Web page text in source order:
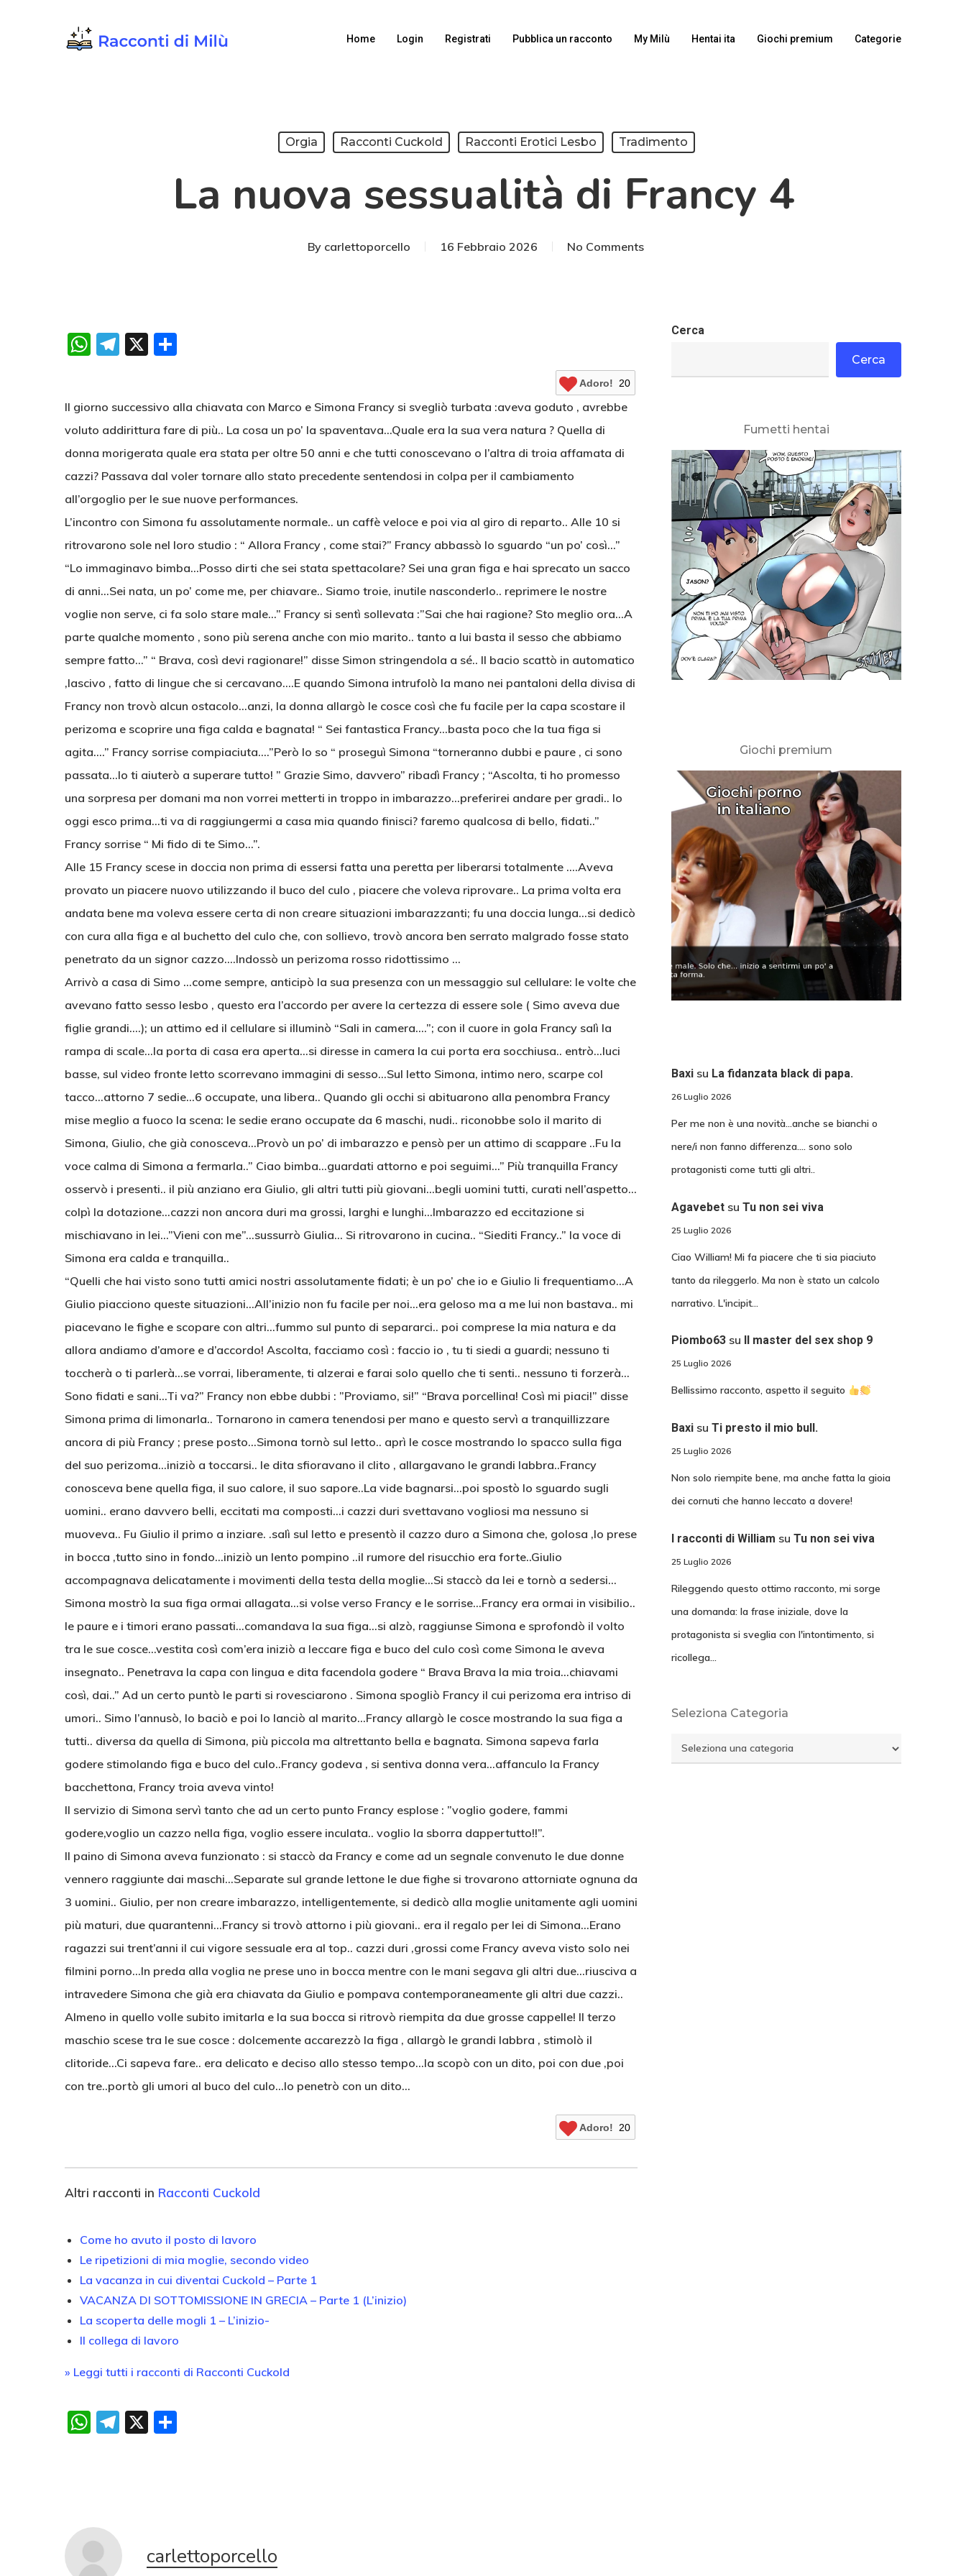
Home Login Registrati Pubblica un racconto My Milù Hentai ita Giochi premium Categorie
Orgia Racconti Cuckold Racconti Erotici Lesbo Tradimento
La nuova sessualità di Francy 4
By carlettoporcello 16 Febbraio 2026 No Comments
WhatsApp
Telegram
X
Adoro! 20
Il giorno successivo alla chiavata con Marco e Simona Francy si svegliò turbata :aveva goduto , avrebbe
voluto addirittura fare di più.. La cosa un po’ la spaventava…Quale era la sua vera natura ? Quella di
donna morigerata quale era stata per oltre 50 anni e che tutti conoscevano o l’altra di troia affamata di
cazzi? Passava dal voler tornare allo stato precedente sentendosi in colpa per il cambiamento
all’orgoglio per le sue nuove performances.
L’incontro con Simona fu assolutamente normale.. un caffè veloce e poi via al giro di reparto.. Alle 10 si
ritrovarono sole nel loro studio : “ Allora Francy , come stai?” Francy abbassò lo sguardo “un po’ così…”
“Lo immaginavo bimba…Posso dirti che sei stata spettacolare? Sei una gran figa e hai sprecato un sacco
di anni…Sei nata, un po’ come me, per chiavare.. Siamo troie, inutile nasconderlo.. reprimere le nostre
voglie non serve, ci fa solo stare male…” Francy si sentì sollevata :”Sai che hai ragione? Sto meglio ora…A
parte qualche momento , sono più serena anche con mio marito.. tanto a lui basta il sesso che abbiamo
sempre fatto…” “ Brava, così devi ragionare!” disse Simon stringendola a sé.. Il bacio scattò in automatico
,lascivo , fatto di lingue che si cercavano….E quando Simona intrufolò la mano nei pantaloni della divisa di
Francy non trovò alcun ostacolo…anzi, la donna allargò le cosce così che fu facile per la capa scostare il
perizoma e scoprire una figa calda e bagnata! “ Sei fantastica Francy…basta poco che la tua figa si
agita….” Francy sorrise compiaciuta….”Però lo so “ proseguì Simona “torneranno dubbi e paure , ci sono
passata…Io ti aiuterò a superare tutto! ” Grazie Simo, davvero” ribadì Francy ; “Ascolta, ti ho promesso
una sorpresa per domani ma non vorrei metterti in troppo in imbarazzo…preferirei andare per gradi.. Io
oggi esco prima…ti va di raggiungermi a casa mia quando finisci? faremo qualcosa di bello, fidati..”
Francy sorrise “ Mi fido di te Simo…”.
Alle 15 Francy scese in doccia non prima di essersi fatta una peretta per liberarsi totalmente ….Aveva
provato un piacere nuovo utilizzando il buco del culo , piacere che voleva riprovare.. La prima volta era
andata bene ma voleva essere certa di non creare situazioni imbarazzanti; fu una doccia lunga…si dedicò
con cura alla figa e al buchetto del culo che, con sollievo, trovò ancora ben serrato malgrado fosse stato
penetrato da un signor cazzo….Indossò un perizoma rosso ridottissimo …
Arrivò a casa di Simo …come sempre, anticipò la sua presenza con un messaggio sul cellulare: le volte che
avevano fatto sesso lesbo , questo era l’accordo per avere la certezza di essere sole ( Simo aveva due
figlie grandi….); un attimo ed il cellulare si illuminò “Sali in camera….”; con il cuore in gola Francy salì la
rampa di scale…la porta di casa era aperta…si diresse in camera la cui porta era socchiusa.. entrò…luci
basse, sul video fronte letto scorrevano immagini di sesso…Sul letto Simona, intimo nero, scarpe col
tacco…attorno 7 sedie…6 occupate, una libera.. Quando gli occhi si abituarono alla penombra Francy
mise meglio a fuoco la scena: le sedie erano occupate da 6 maschi, nudi.. riconobbe solo il marito di
Simona, Giulio, che già conosceva…Provò un po’ di imbarazzo e pensò per un attimo di scappare ..Fu la
voce calma di Simona a fermarla..” Ciao bimba…guardati attorno e poi seguimi…” Più tranquilla Francy
osservò i presenti.. il più anziano era Giulio, gli altri tutti più giovani…begli uomini tutti, curati nell’aspetto…
colpì la dotazione…cazzi non ancora duri ma grossi, larghi e lunghi…Imbarazzo ed eccitazione si
mischiavano in lei…”Vieni con me”…sussurrò Giulia… Si ritrovarono in cucina.. “Siediti Francy..” la voce di
Simona era calda e tranquilla..
“Quelli che hai visto sono tutti amici nostri assolutamente fidati; è un po’ che io e Giulio li frequentiamo…A
Giulio piacciono queste situazioni…All’inizio non fu facile per noi…era geloso ma a me lui non bastava.. mi
piacevano le fighe e scopare con altri…fummo sul punto di separarci.. poi comprese la mia natura e da
allora andiamo d’amore e d’accordo! Ascolta, facciamo così : faccio io , tu ti siedi a guardi; nessuno ti
toccherà o ti parlerà…se vorrai, liberamente, ti alzerai e farai solo quello che ti senti.. nessuno ti forzerà…
Sono fidati e sani…Ti va?” Francy non ebbe dubbi : ”Proviamo, si!” “Brava porcellina! Così mi piaci!” disse
Simona prima di limonarla.. Tornarono in camera tenendosi per mano e questo servì a tranquillizzare
ancora di più Francy ; prese posto…Simona tornò sul letto.. aprì le cosce mostrando lo spacco sulla figa
del suo perizoma…iniziò a toccarsi.. le dita sfioravano il clito , allargavano le grandi labbra..Francy
conosceva bene quella figa, il suo calore, il suo sapore..La vide bagnarsi…poi spostò lo sguardo sugli
uomini.. erano davvero belli, eccitati ma composti…i cazzi duri svettavano vogliosi ma nessuno si
muoveva.. Fu Giulio il primo a inziare. .salì sul letto e presentò il cazzo duro a Simona che, golosa ,lo prese
in bocca ,tutto sino in fondo…iniziò un lento pompino ..il rumore del risucchio era forte..Giulio
accompagnava delicatamente i movimenti della testa della moglie…Si staccò da lei e tornò a sedersi…
Simona mostrò la sua figa ormai allagata…si volse verso Francy e le sorrise…Francy era ormai in visibilio..
le paure e i timori erano passati…comandava la sua figa…si alzò, raggiunse Simona e sprofondò il volto
tra le sue cosce…vestita così com’era iniziò a leccare figa e buco del culo così come Simona le aveva
insegnato.. Penetrava la capa con lingua e dita facendola godere “ Brava Brava la mia troia…chiavami
così, dai..” Ad un certo puntò le parti si rovesciarono . Simona spogliò Francy il cui perizoma era intriso di
umori.. Simo l’annusò, lo baciò e poi lo lanciò al marito…Francy allargò le cosce mostrando la sua figa a
tutti.. diversa da quella di Simona, più piccola ma altrettanto bella e bagnata. Simona sapeva farla
godere stimolando figa e buco del culo..Francy godeva , si sentiva donna vera…affanculo la Francy
bacchettona, Francy troia aveva vinto!
Il servizio di Simona servì tanto che ad un certo punto Francy esplose : ”voglio godere, fammi
godere,voglio un cazzo nella figa, voglio essere inculata.. voglio la sborra dappertutto!!”.
Il paino di Simona aveva funzionato : si staccò da Francy e come ad un segnale convenuto le due donne
vennero raggiunte dai maschi…Separate sul grande lettone le due fighe si trovarono attorniate ognuna da
3 uomini.. Giulio, per non creare imbarazzo, intelligentemente, si dedicò alla moglie unitamente agli uomini
più maturi, due quarantenni…Francy si trovò attorno i più giovani.. era il regalo per lei di Simona…Erano
ragazzi sui trent’anni il cui vigore sessuale era al top.. cazzi duri ,grossi come Francy aveva visto solo nei
filmini porno…In preda alla voglia ne prese uno in bocca mentre con le mani segava gli altri due…riusciva a
intravedere Simona che già era chiavata da Giulio e pompava contemporaneamente gli altri due cazzi..
Almeno in quello volle subito imitarla e la sua bocca si ritrovò riempita da due grosse cappelle! Il terzo
maschio scese tra le sue cosce : dolcemente accarezzò la figa , allargò le grandi labbra , stimolò il
clitoride…Ci sapeva fare.. era delicato e deciso allo stesso tempo…la scopò con un dito, poi con due ,poi
con tre..portò gli umori al buco del culo…lo penetrò con un dito…
Adoro! 20
Altri racconti in Racconti Cuckold
Come ho avuto il posto di lavoro
Le ripetizioni di mia moglie, secondo video
La vacanza in cui diventai Cuckold – Parte 1
VACANZA DI SOTTOMISSIONE IN GRECIA – Parte 1 (L’inizio)
La scoperta delle mogli 1 – L’inizio-
Il collega di lavoro
» Leggi tutti i racconti di Racconti Cuckold
WhatsApp
Telegram
X
carlettoporcello
Cerca
Cerca
Fumetti hentai
Giochi premium
Baxisu La fidanzata black di papa.
26 Luglio 2026
Per me non è una novità...anche se bianchi o
nere/i non fanno differenza.... sono solo
protagonisti come tutti gli altri..
Agavebetsu Tu non sei viva
25 Luglio 2026
Ciao William! Mi fa piacere che ti sia piaciuto
tanto da rileggerlo. Ma non è stato un calcolo
narrativo. L'incipit…
Piombo63su Il master del sex shop 9
25 Luglio 2026
Bellissimo racconto, aspetto il seguito
Baxisu Ti presto il mio bull.
25 Luglio 2026
Non solo riempite bene, ma anche fatta la gioia
dei cornuti che hanno leccato a dovere!
I racconti di William su Tu non sei viva
25 Luglio 2026
Rileggendo questo ottimo racconto, mi sorge
una domanda: la frase iniziale, dove la
protagonista si sveglia con l'intontimento, si
ricollega…
Seleziona Categoria
Seleziona
Categoria